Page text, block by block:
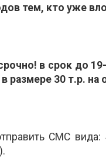
тем, кто уже
в срок до
в размере 30 т.р.
СМС вида: